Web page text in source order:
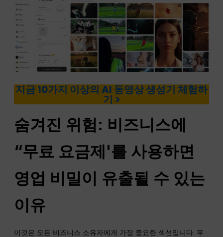
지금 10가지 이상의 AI 동영상 생성기 체험하
기 >
숨겨진 위험: 비즈니스에
“무료 요금제'를 사용하면
영업 비밀이 유출될 수 있는
이유
이것은 모든 비즈니스 소유자에게 가장 중요한 섹션입니다. 무